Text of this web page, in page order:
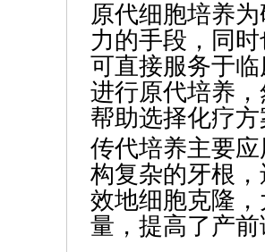
原代细胞培养
力的手段，同
可直接服务于
进行原代培养
帮助选择化疗
传代培养主要
构复杂的牙根
效地细胞克隆
量，提高了产